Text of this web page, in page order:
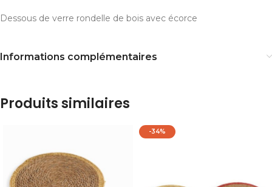
Dessous de verre rondelle de bois avec écorce
Informations complémentaires
Produits similaires
-34%